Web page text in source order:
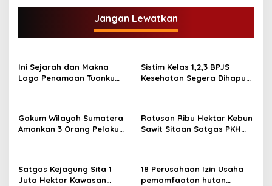
g
s
i
p
s
Jangan Lewatkan
Ini Sejarah dan Makna
Logo Penamaan Tuanku
Sistim Kelas 1,2,3 BPJS
Kesehatan Segera Dihapus,
Gakum Wilayah Sumatera
Amankan 3 Orang Pelaku
Ratusan Ribu Hektar Kebun
Sawit Sitaan Satgas PKH
Satgas Kejagung Sita 1
Juta Hektar Kawasan
18 Perusahaan Izin Usaha
pemamfaatan hutan